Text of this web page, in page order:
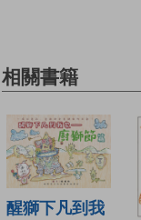
相關書籍
醒獅下凡到我